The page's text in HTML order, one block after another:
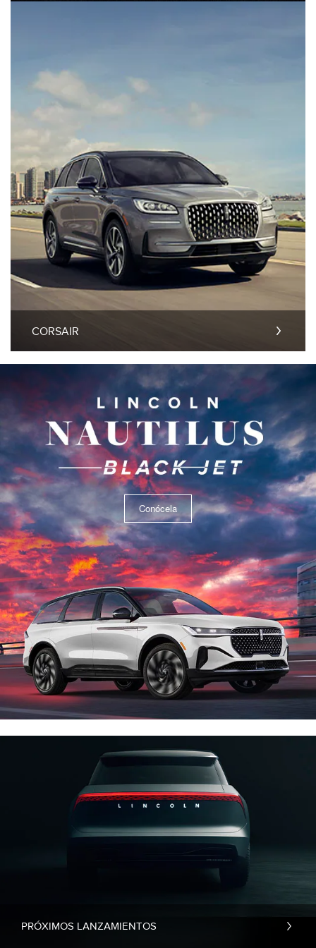
CORSAIR
Conócela
PRÓXIMOS LANZAMIENTOS